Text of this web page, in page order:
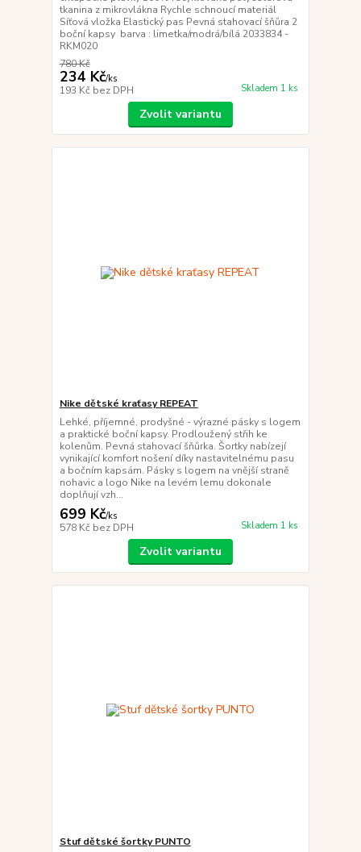
tkanina z mikrovlákna Rychle schnoucí materiál
Síťová vložka Elastický pas Pevná stahovací šňůra 2
boční kapsy barva : limetka/modrá/bílá 2033834 -
RKM020
780 Kč
234 Kč/ks
193 Kč bez DPH Skladem 1 ks
Zvolit variantu
Nike dětské kraťasy REPEAT
Lehké, příjemné, prodyšné - výrazné pásky s logem
a praktické boční kapsy. Prodloužený střih ke
kolenům. Pevná stahovací šňůrka. Šortky nabízejí
vynikající komfort nošení díky nastavitelnému pasu
a bočním kapsám. Pásky s logem na vnější straně
nohavic a logo Nike na levém lemu dokonale
doplňují vzh...
699 Kč/ks
578 Kč bez DPH Skladem 1 ks
Zvolit variantu
Stuf dětské šortky PUNTO